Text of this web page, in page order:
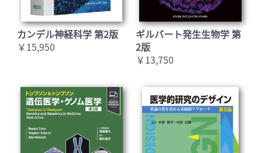
カンデル神経科学 第2版
￥15,950
ギルバート発生生物学 第
2版
￥13,750